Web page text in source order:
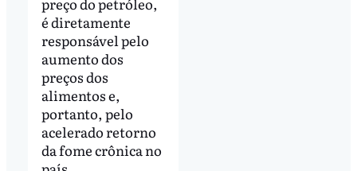
é diretamente
responsável pelo
aumento dos
preços dos
alimentos e,
portanto, pelo
acelerado retorno
da fome crônica no